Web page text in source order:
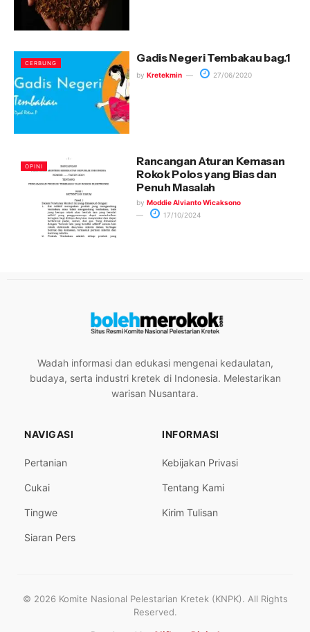
CERBUNG Gadis Negeri Tembakau bag.1
by Kretekmin 27/06/2020
OPINI
Rancangan Aturan Kemasan
Rokok Polos yang Bias dan
Penuh Masalah
by Moddie Alvianto Wicaksono
17/10/2024
Wadah informasi dan edukasi mengenai kedaulatan,
budaya, serta industri kretek di Indonesia. Melestarikan
warisan Nusantara.
NAVIGASI
Pertanian
Cukai
Tingwe
Siaran Pers
INFORMASI
Kebijakan Privasi
Tentang Kami
Kirim Tulisan
© 2026 Komite Nasional Pelestarian Kretek (KNPK). All Rights
Reserved.